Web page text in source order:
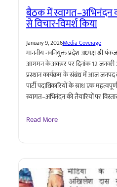
बैठक में स्वागत–अभिनंदन
से विचार-विमर्श किया
January 9, 2026Media Coverage
माननीय नवनियुक्त प्रदेश अध्यक्ष श्री
आगमन के अवसर पर दिनांक 12
प्रस्थान कार्यक्रम के संबंध में आज जनपद
पार्टी पदाधिकारियों के साथ एक
स्वागत–अभिनंदन की तैयारियों पर
Read More